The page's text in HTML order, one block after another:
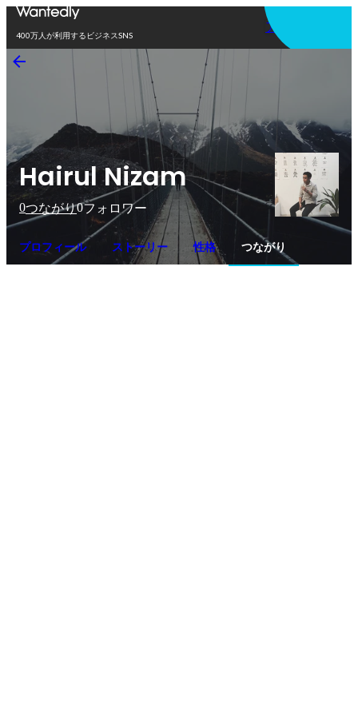
400万人が利用するビジネスSNS
アプリを使う
Hairul Nizam
0つながり0フォロワー
プロフィール ストーリー 性格 つながり